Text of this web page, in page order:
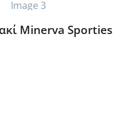
Minerva Sporties